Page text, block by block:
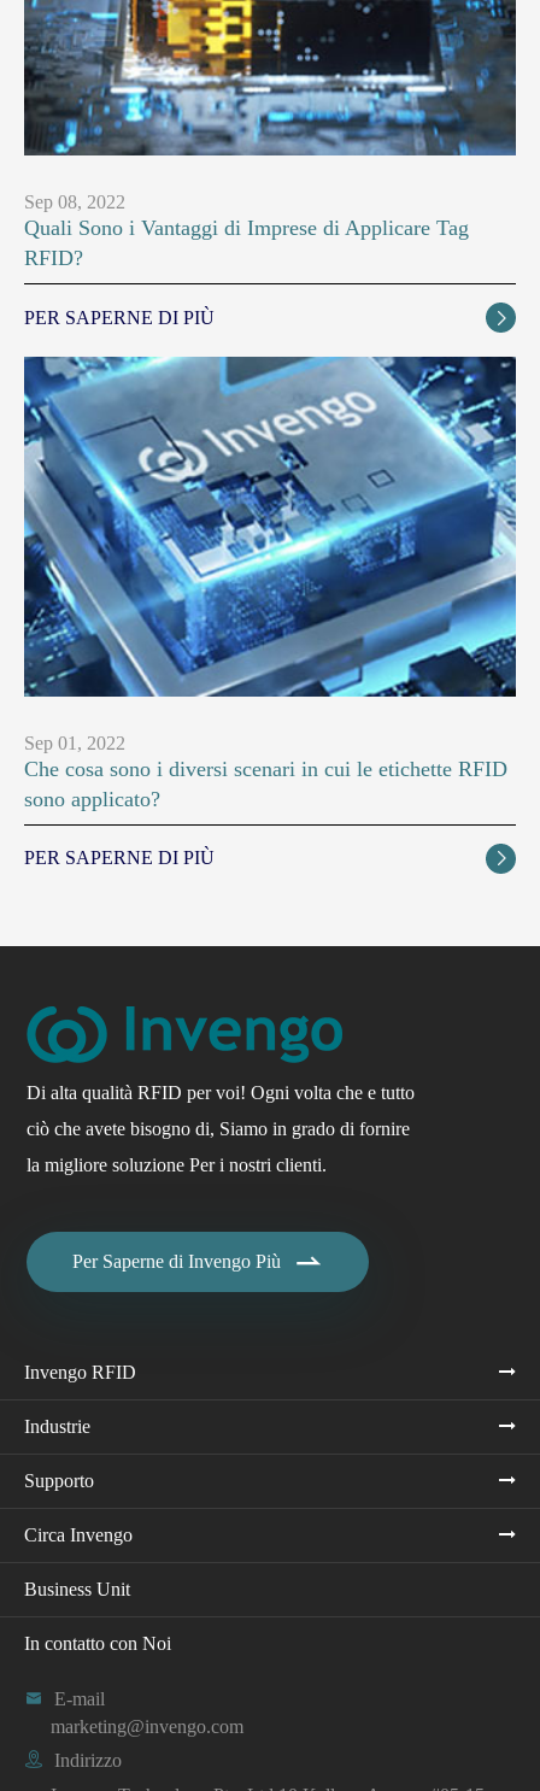
Sep 08, 2022
Quali Sono i Vantaggi di Imprese di Applicare Tag
RFID?
PER SAPERNE DI PIÙ 
Sep 01, 2022
Che cosa sono i diversi scenari in cui le etichette RFID
sono applicato?
PER SAPERNE DI PIÙ 
Di alta qualità RFID per voi! Ogni volta che e tutto
ciò che avete bisogno di, Siamo in grado di fornire
la migliore soluzione Per i nostri clienti.
Per Saperne di Invengo Più 
Invengo RFID
Industrie
Supporto
Circa Invengo
Business Unit
In contatto con Noi

E-mail
marketing@invengo.com

Indirizzo